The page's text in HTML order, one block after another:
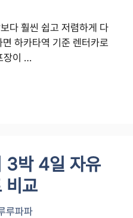
다 훨씬 쉽고 저렴하게 다
하카타역 기준 렌터카로
장이 …
3박 4일 자유
비교
루파파